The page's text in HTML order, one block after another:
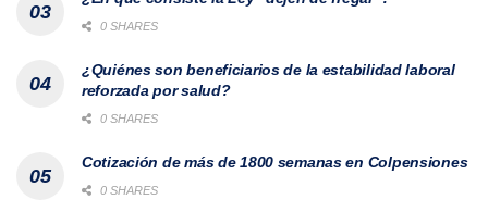
0 SHARES
¿Quiénes son beneficiarios de la estabilidad laboral
reforzada por salud?
0 SHARES
Cotización de más de 1800 semanas en Colpensiones
0 SHARES